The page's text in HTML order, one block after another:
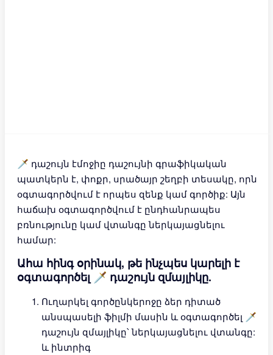
🗡 դաշույն էմոջիը դաշույնի գրաֆիկական
պատկերն է, փոքր, սրածայր շեղբի տեսակը, որն
օգտագործվում է որպես զենք կամ գործիք: Այն
հաճախ օգտագործվում է ընդհանրապես
բռնությունը կամ վտանգը ներկայացնելու
համար:
Ահա հինգ օրինակ, թե ինչպես կարելի է
օգտագործել 🗡 դաշույն զմայլիկը.
Ուղարկել գործընկերոջը ձեր դիտած
անսպասելի ֆիլմի մասին և օգտագործել 🗡
դաշույն զմայլիկը՝ ներկայացնելու վտանգը:
և ինտրիգ